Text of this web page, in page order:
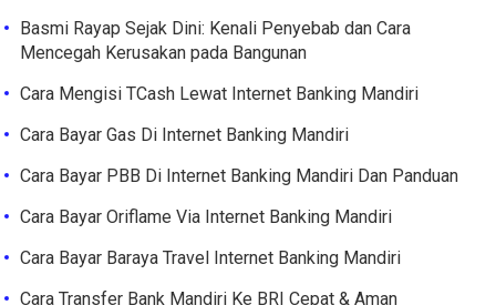
Basmi Rayap Sejak Dini: Kenali Penyebab dan Cara
Mencegah Kerusakan pada Bangunan
Cara Mengisi TCash Lewat Internet Banking Mandiri
Cara Bayar Gas Di Internet Banking Mandiri
Cara Bayar PBB Di Internet Banking Mandiri Dan Panduan
Cara Bayar Oriflame Via Internet Banking Mandiri
Cara Bayar Baraya Travel Internet Banking Mandiri
Cara Transfer Bank Mandiri Ke BRI Cepat & Aman